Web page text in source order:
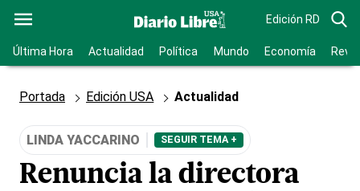
Edición RD
Última Hora Actualidad Política Mundo Economía
Portada Edición USA Actualidad
LINDA YACCARINO SEGUIR TEMA +
Renuncia la directora